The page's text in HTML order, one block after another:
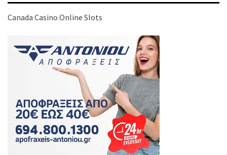
Canada Casino Online Slots